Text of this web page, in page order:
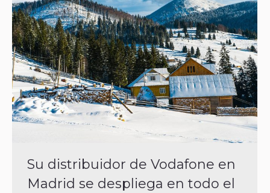
Su distribuidor de Vodafone en
Madrid se despliega en todo el